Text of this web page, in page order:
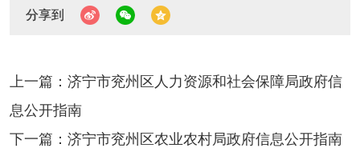
分享到
上一篇：济宁市兖州区人力资源和社会保障局政府信
息公开指南
下一篇：济宁市兖州区农业农村局政府信息公开指南